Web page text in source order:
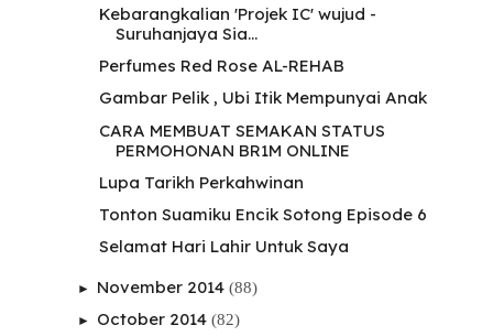
Kebarangkalian 'Projek IC' wujud -
Suruhanjaya Sia...
Perfumes Red Rose AL-REHAB
Gambar Pelik , Ubi Itik Mempunyai Anak
CARA MEMBUAT SEMAKAN STATUS
PERMOHONAN BR1M ONLINE
Lupa Tarikh Perkahwinan
Tonton Suamiku Encik Sotong Episode 6
Selamat Hari Lahir Untuk Saya
► November 2014 (88)
► October 2014 (82)